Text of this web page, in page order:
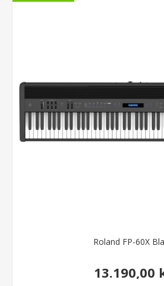
Roland FP-60X
13.190,00